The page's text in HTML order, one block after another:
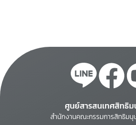
ศูนย์สารสนเทศสิทธิ
สำนักงานคณะกรรมการสิทธิม